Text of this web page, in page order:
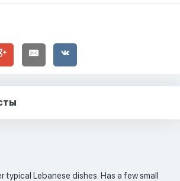
typical Lebanese dishes. Has a few small